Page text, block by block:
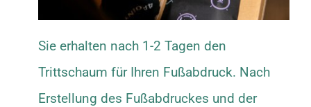
Sie erhalten nach 1-2 Tagen den
Trittschaum für Ihren Fußabdruck. Nach
Erstellung des Fußabdruckes und der